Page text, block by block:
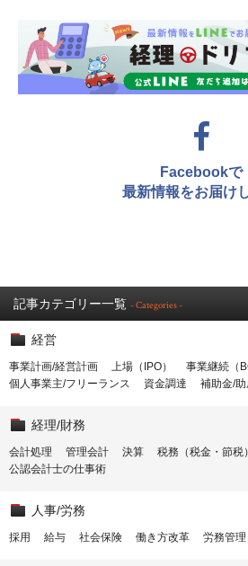
Facebookで
最新情報をお届け
記事カテゴリー一覧 - Categories -
経営
事業計画/経営計画 上場（IPO）
事業継続（
個人事業主/フリーランス
資金調達 補助金/
経理/財務
会計処理 管理会計 決算 税務（税金・節税）
公認会計士の仕事術
人事/労務
採用 給与 社会保険 働き方改革 労務管理